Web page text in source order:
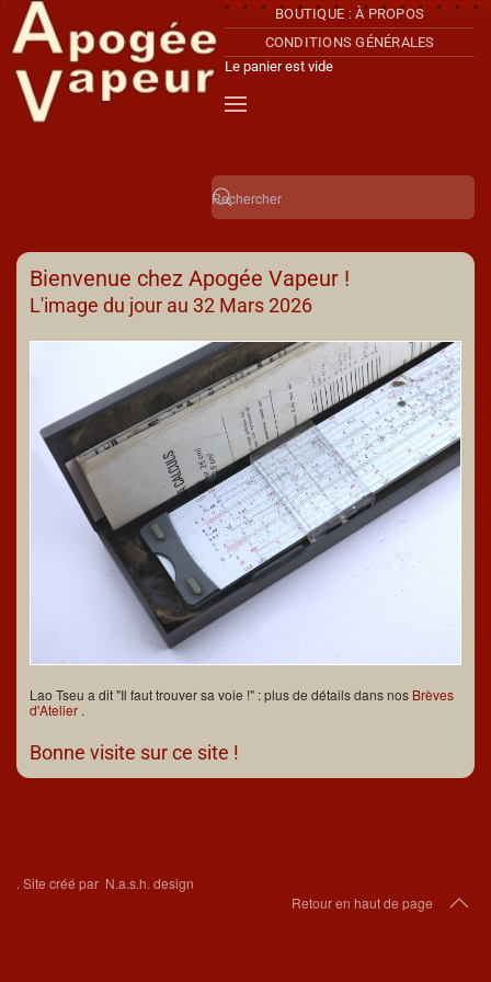
Accéder au contenu principal
BOUTIQUE : À PROPOS
CONDITIONS GÉNÉRALES
Le panier est vide
Bienvenue chez Apogée Vapeur !
L'image du jour au 32 Mars 2026
Lao Tseu a dit "Il faut trouver sa voie !" : plus de détails dans nos Brèves
d'Atelier .
Bonne visite sur ce site !
. Site créé par N.a.s.h. design
Retour en haut de page